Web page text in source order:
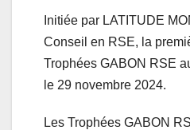
Initiée par LATITUDE
Conseil en RSE, la
Trophées GABON RSE
le 29 novembre 2024.
Les Trophées GABON